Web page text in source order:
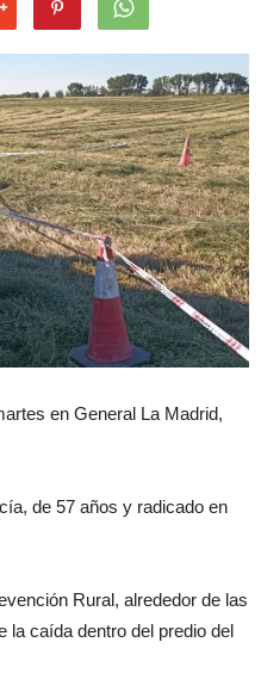
en General La Madrid,
de 57 años y radicado en
Rural, alrededor de las
la caída dentro del predio del